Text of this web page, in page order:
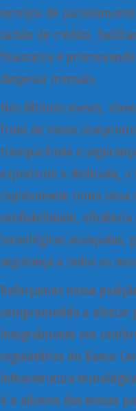
serviços de
cartão de crédito,
financeira e
despesas mensais.
Nos últimos meses,
fruto de nosso
transparência e
experiente e dedicada,
rapidamente como uma
confiabilidade,
tecnológicas
segurança a todos os
Reforçamos nossa
comprometida a ofertar
integralmente em
regulatórias do Banco
infraestrutura
é o alicerce das nossas